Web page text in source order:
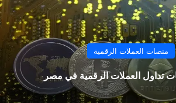
منصات العملات الرقمية
تداول العملات الرقمية في مصر